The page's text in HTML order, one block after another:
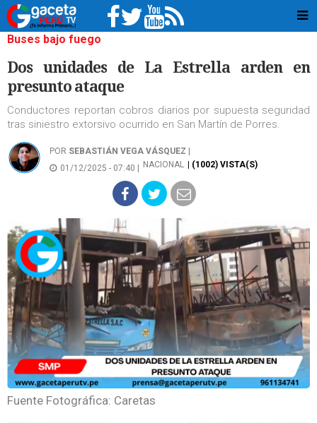
Buses bajo fuego
Dos unidades de La Estrella arden en
presunto ataque
Conductores reportan cobros diarios por supuesta seguridad
tras siniestro extorsivo ocurrido en San Martín de Porres.
POR SEBASTIÁN VEGA VÁSQUEZ
01/12/2025 - 07:40 |
NACIONAL | (1002) VISTA(S)
Fuente Fotográfica: Caretas